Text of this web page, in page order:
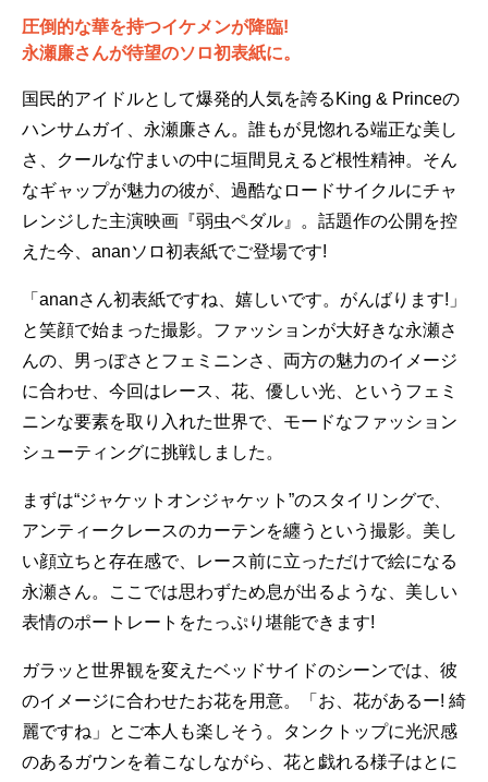
圧倒的な華を持つイケメンが降臨!
永瀬廉さんが待望のソロ初表紙に。
国民的アイドルとして爆発的人気を誇るKing & Princeの
ハンサムガイ、永瀬廉さん。誰もが見惚れる端正な美し
さ、クールな佇まいの中に垣間見えるど根性精神。そん
なギャップが魅力の彼が、過酷なロードサイクルにチャ
レンジした主演映画『弱虫ペダル』。話題作の公開を控
えた今、ananソロ初表紙でご登場です!
「ananさん初表紙ですね、嬉しいです。がんばります!」
と笑顔で始まった撮影。ファッションが大好きな永瀬さ
んの、男っぽさとフェミニンさ、両方の魅力のイメージ
に合わせ、今回はレース、花、優しい光、というフェミ
ニンな要素を取り入れた世界で、モードなファッション
シューティングに挑戦しました。
まずは“ジャケットオンジャケット”のスタイリングで、
アンティークレースのカーテンを纏うという撮影。美し
い顔立ちと存在感で、レース前に立っただけで絵になる
永瀬さん。ここでは思わずため息が出るような、美しい
表情のポートレートをたっぷり堪能できます!
ガラッと世界観を変えたベッドサイドのシーンでは、彼
のイメージに合わせたお花を用意。「お、花があるー! 綺
麗ですね」とご本人も楽しそう。タンクトップに光沢感
のあるガウンを着こなしながら、花と戯れる様子はとに